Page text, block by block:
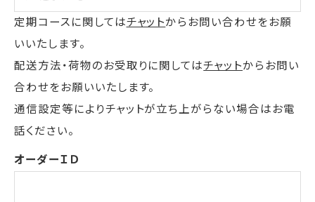
定期コースに関してはチャットからお問い合わせをお願
いいたします。
配送方法・荷物のお受取りに関してはチャットからお問い
合わせをお願いいたします。
通信設定等によりチャットが立ち上がらない場合はお電
話ください。
オーダーＩＤ